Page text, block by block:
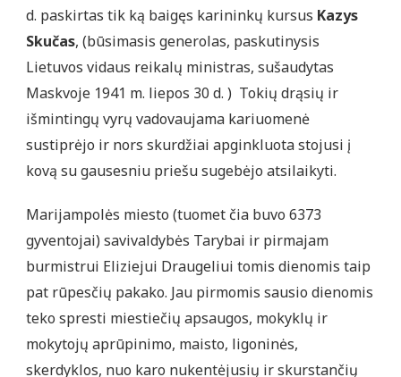
d. paskirtas tik ką baigęs karininkų kursus Kazys
Skučas, (būsimasis generolas, paskutinysis
Lietuvos vidaus reikalų ministras, sušaudytas
Maskvoje 1941 m. liepos 30 d. ) Tokių drąsių ir
išmintingų vyrų vadovaujama kariuomenė
sustiprėjo ir nors skurdžiai apginkluota stojusi į
kovą su gausesniu priešu sugebėjo atsilaikyti.
Marijampolės miesto (tuomet čia buvo 6373
gyventojai) savivaldybės Tarybai ir pirmajam
burmistrui Eliziejui Draugeliui tomis dienomis taip
pat rūpesčių pakako. Jau pirmomis sausio dienomis
teko spresti miestiečių apsaugos, mokyklų ir
mokytojų aprūpinimo, maisto, ligoninės,
skerdyklos, nuo karo nukentėjusių ir skurstančių